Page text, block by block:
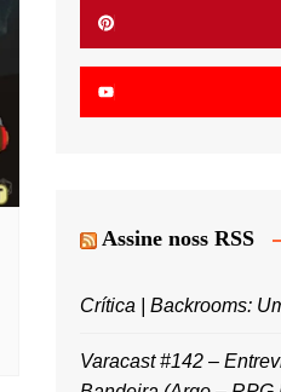
Assine noss RSS
Crítica | Backrooms:
Varacast #142 –